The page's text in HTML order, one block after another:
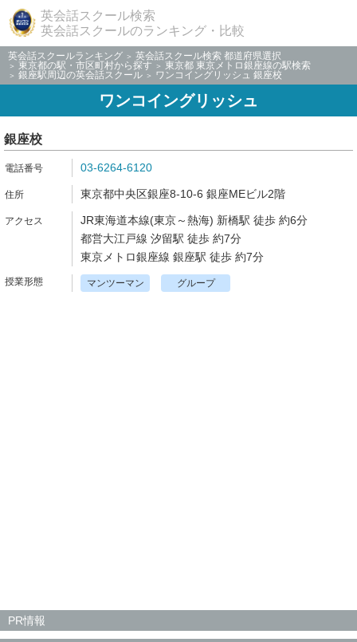
英会話スクール検索
英会話スクールのランキング・比較
英会話スクールランキング
英会話スクール検索 都道府県選択
東京都の駅・市区町村から探す
東京都 東京メトロ銀座線の駅検索
銀座駅周辺の英会話スクール
ワンコイングリッシュ 銀座校
ワンコイングリッシュ
銀座校
03-6264-6120
東京都中央区銀座8-10-6 銀座MEビル2階
JR東海道本線(東京～熱海) 新橋駅 徒歩 約6分
都営大江戸線 汐留駅 徒歩 約7分
東京メトロ銀座線 銀座駅 徒歩 約7分
マンツーマン グループ
PR情報